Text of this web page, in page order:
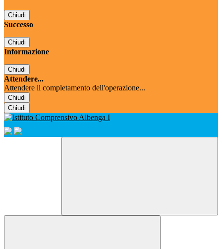
Chiudi
Successo
Chiudi
Informazione
Chiudi
Attendere...
Attendere il completamento dell'operazione...
Chiudi
Chiudi